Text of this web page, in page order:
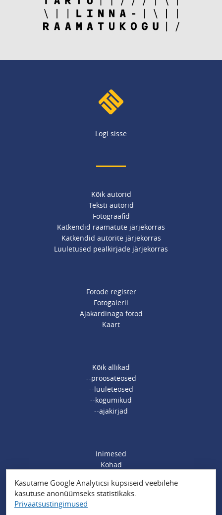
Logi sisse
Kõik autorid
Teksti autorid
Fotograafid
Katkendid raamatute järjekorras
Katkendid autorite järjekorras
Luuletused pealkirjade järjekorras
Fotode register
Fotogalerii
Ajakardinaga fotod
Kaart
Kõik allikad
--proosateosed
--luuleteosed
--kogumikud
--ajakirjad
Inimesed
Kohad
Organisatsioonid
Sündmused
Muud märksõnad
Kasutame Google Analyticsi küpsiseid veebilehe
kasutuse anonüümseks statistikaks.
Privaatsustingimused